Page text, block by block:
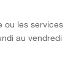
ou les services
au vendredi